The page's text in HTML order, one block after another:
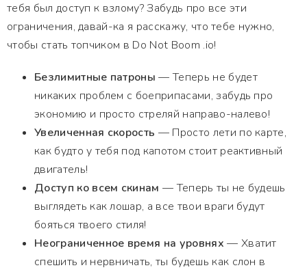
тебя был доступ к взлому? Забудь про все эти
ограничения, давай-ка я расскажу, что тебе нужно,
чтобы стать топчиком в Do Not Boom .io!
Безлимитные патроны — Теперь не будет
никаких проблем с боеприпасами, забудь про
экономию и просто стреляй направо-налево!
Увеличенная скорость — Просто лети по карте,
как будто у тебя под капотом стоит реактивный
двигатель!
Доступ ко всем скинам — Теперь ты не будешь
выглядеть как лошар, а все твои враги будут
бояться твоего стиля!
Неограниченное время на уровнях — Хватит
спешить и нервничать, ты будешь как слон в